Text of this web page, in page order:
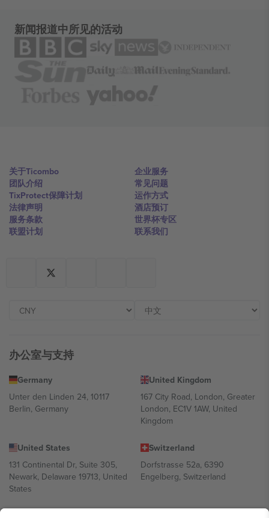
新闻报道中所见的活动
关于Ticombo
团队介绍
TixProtect保障计划
法律声明
服务条款
联盟计划
企业服务
常见问题
运作方式
酒店预订
世界杯专区
联系我们
办公室与支持
Germany
Unter den Linden 24, 10117
Berlin, Germany
United Kingdom
167 City Road, London, Greater
London, EC1V 1AW, United
Kingdom
United States
131 Continental Dr, Suite 305,
Newark, Delaware 19713, United
States
Switzerland
Dorfstrasse 52a, 6390
Engelberg, Switzerland